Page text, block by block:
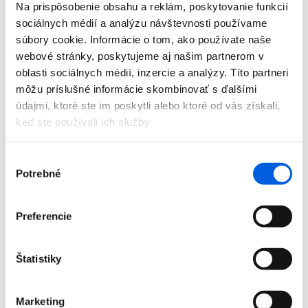
Na prispôsobenie obsahu a reklám, poskytovanie funkcií
sociálnych médií a analýzu návštevnosti používame
súbory cookie. Informácie o tom, ako používate naše
webové stránky, poskytujeme aj našim partnerom v
oblasti sociálnych médií, inzercie a analýzy. Títo partneri
môžu príslušné informácie skombinovať s ďalšími
údajmi, ktoré ste im poskytli alebo ktoré od vás získali,
keď ste používali ich služby.
súhlasu
Potrebné
Preferencie
Štatistiky
Marketing
Doplnky
Výpredaj
Predajne
O nás
Kontakt
Detail produktu
Domov
Produkty
Dámska móda
Mikina dámska - Tom Tailor Denim
Dámska móda